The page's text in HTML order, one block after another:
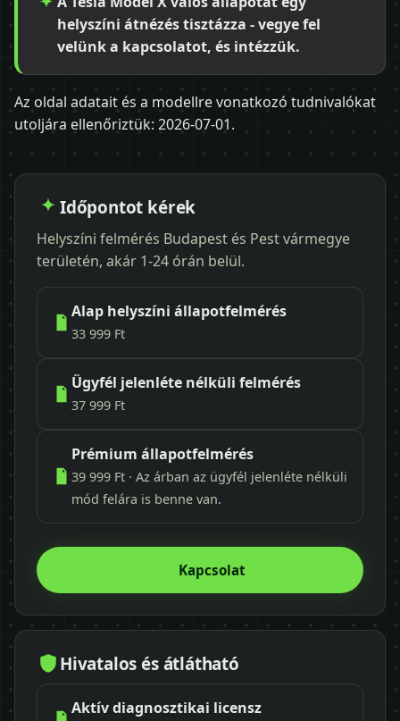
helyszíni átnézés tisztázza - vegye fel
velünk a kapcsolatot, és intézzük.
Az oldal adatait és a modellre vonatkozó tudnivalókat
utoljára ellenőriztük: 2026-07-01.
Időpontot kérek
Helyszíni felmérés Budapest és Pest vármegye
területén, akár 1-24 órán belül.
Alap helyszíni állapotfelmérés
33 999 Ft
Ügyfél jelenléte nélküli felmérés
37 999 Ft
Prémium állapotfelmérés
39 999 Ft · Az árban az ügyfél jelenléte nélküli
mód felára is benne van.
Kapcsolat
Hivatalos és átlátható
Aktív diagnosztikai licensz